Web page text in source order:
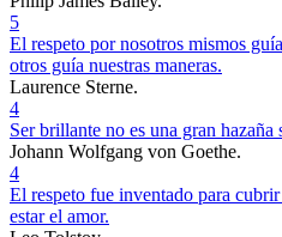
5
El respeto por nosotros mismos
otros guía nuestras maneras.
Laurence Sterne.
4
Ser brillante no es una gran hazaña
Johann Wolfgang von Goethe.
4
El respeto fue inventado para
estar el amor.